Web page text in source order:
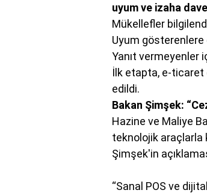
uyum ve izaha
Mükellefler
Uyum gösterenlere
Yanıt vermeyenler
İlk etapta, e-ticaret
edildi.
Bakan Şimşek:
Hazine ve Maliye
teknolojik araçlarla
Şimşek'in
“Sanal POS ve